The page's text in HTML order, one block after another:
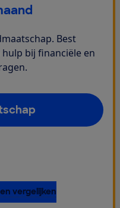
Best
bij financiële en
vergelijken